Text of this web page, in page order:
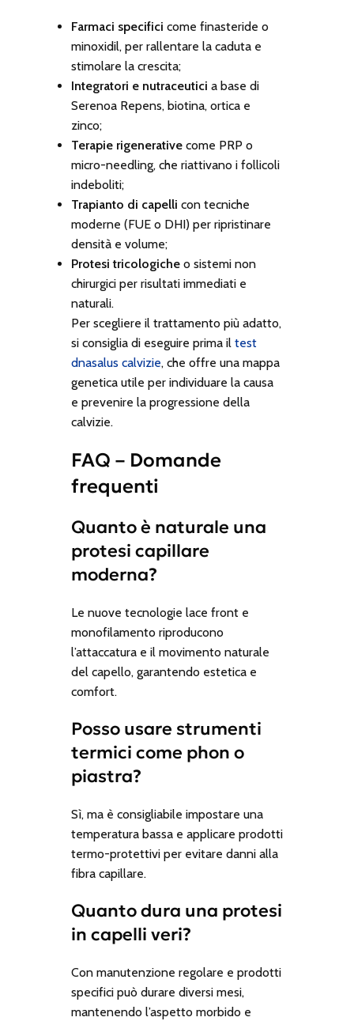
Farmaci specifici come finasteride o
minoxidil, per rallentare la caduta e
stimolare la crescita;
Integratori e nutraceutici a base di
Serenoa Repens, biotina, ortica e
zinco;
Terapie rigenerativecome PRP o
micro-needling, che riattivano i follicoli
indeboliti;
Trapianto di capelli con tecniche
moderne (FUE o DHI) per ripristinare
densità e volume;
Protesi tricologicheo sistemi non
chirurgici per risultati immediati e
naturali.
Per scegliere il trattamento più adatto,
si consiglia di eseguire prima il test
dnasalus calvizie, che offre una mappa
genetica utile per individuare la causa
e prevenire la progressione della
calvizie.
FAQ – Domande
frequenti
Quanto è naturale una
protesi capillare
moderna?
Le nuove tecnologie lace front e
monofilamento riproducono
l’attaccatura e il movimento naturale
del capello, garantendo estetica e
comfort.
Posso usare strumenti
termici come phon o
piastra?
Sì, ma è consigliabile impostare una
temperatura bassa e applicare prodotti
termo-protettivi per evitare danni alla
fibra capillare.
Quanto dura una protesi
in capelli veri?
Con manutenzione regolare e prodotti
specifici può durare diversi mesi,
mantenendo l’aspetto morbido e